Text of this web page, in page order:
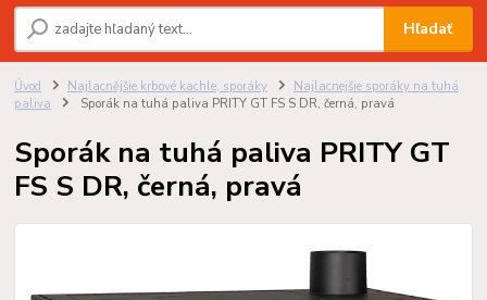
Hľadať
Úvod Najlacnějšie krbové kachle, sporáky
Najlacnejšie sporáky na tuhá
paliva
Sporák na tuhá paliva PRITY GT FS S DR, černá, pravá
Sporák na tuhá paliva PRITY GT
FS S DR, černá, pravá